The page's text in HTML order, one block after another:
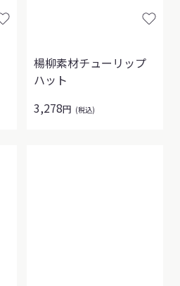
楊柳素材チューリップ
ハット
3,278円 (税込)